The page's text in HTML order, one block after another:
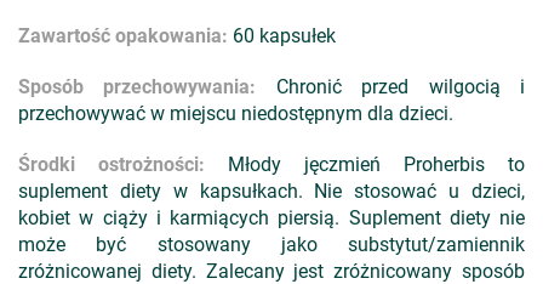
Zawartość opakowania: 60 kapsułek
Sposób przechowywania: Chronić przed wilgocią i
przechowywać w miejscu niedostępnym dla dzieci.
Środki ostrożności: Młody jęczmień Proherbis to
suplement diety w kapsułkach. Nie stosować u dzieci,
kobiet w ciąży i karmiących piersią. Suplement diety nie
może być stosowany jako substytut/zamiennik
zróżnicowanej diety. Zalecany jest zróżnicowany sposób